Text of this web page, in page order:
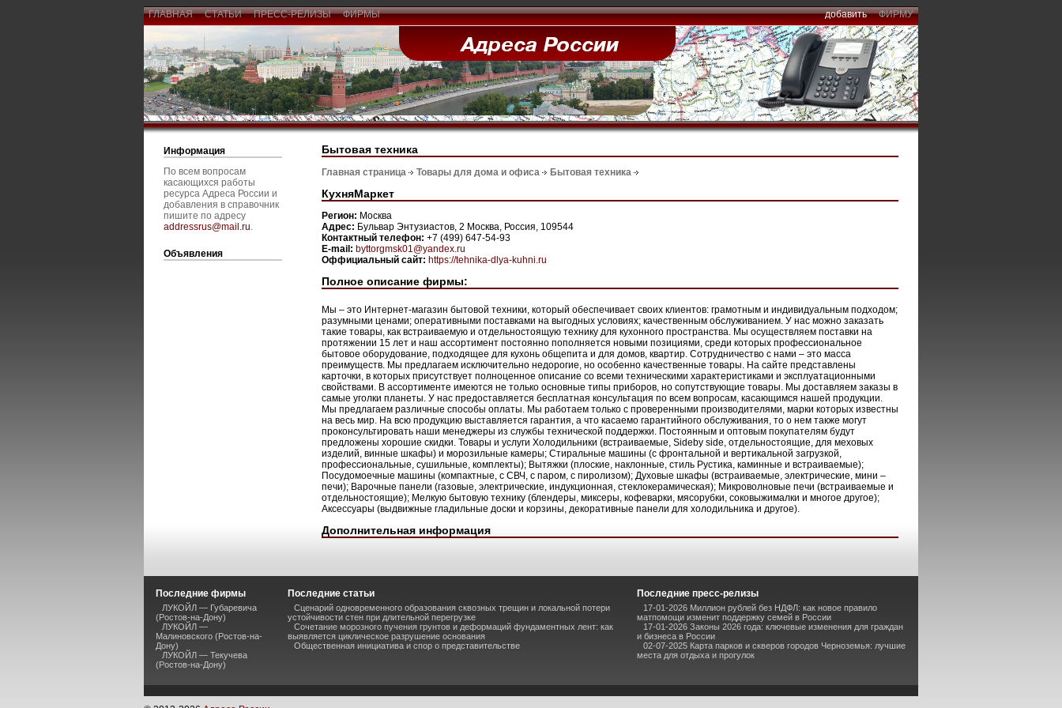
ГЛАВНАЯ СТАТЬИ ПРЕСС-РЕЛИЗЫ ФИРМЫ добавить ФИРМУ
Информация
По всем вопросам
касающихся работы
ресурса Адреса России и
добавления в справочник
пишите по адресу
addressrus@mail.ru.
Объявления
Бытовая техника
Главная страница Товары для дома и офиса Бытовая техника
КухняМаркет
Регион: Москва
Адрес: Бульвар Энтузиастов, 2 Москва, Россия, 109544
Контактный телефон: +7 (499) 647-54-93
E-mail: byttorgmsk01@yandex.ru
Оффициальный сайт: https://tehnika-dlya-kuhni.ru
Полное описание фирмы:
Мы – это Интернет-магазин бытовой техники, который обеспечивает своих клиентов: грамотным и индивидуальным подходом;
разумными ценами; оперативными поставками на выгодных условиях; качественным обслуживанием. У нас можно заказать
такие товары, как встраиваемую и отдельностоящую технику для кухонного пространства. Мы осуществляем поставки на
протяжении 15 лет и наш ассортимент постоянно пополняется новыми позициями, среди которых профессиональное
бытовое оборудование, подходящее для кухонь общепита и для домов, квартир. Сотрудничество с нами – это масса
преимуществ. Мы предлагаем исключительно недорогие, но особенно качественные товары. На сайте представлены
карточки, в которых присутствует полноценное описание со всеми техническими характеристиками и эксплуатационными
свойствами. В ассортименте имеются не только основные типы приборов, но сопутствующие товары. Мы доставляем заказы в
самые уголки планеты. У нас предоставляется бесплатная консультация по всем вопросам, касающимся нашей продукции.
Мы предлагаем различные способы оплаты. Мы работаем только с проверенными производителями, марки которых известны
на весь мир. На всю продукцию выставляется гарантия, а что касаемо гарантийного обслуживания, то о нем также могут
проконсультировать наши менеджеры из службы технической поддержки. Постоянным и оптовым покупателям будут
предложены хорошие скидки. Товары и услуги Холодильники (встраиваемые, Sideby side, отдельностоящие, для меховых
изделий, винные шкафы) и морозильные камеры; Стиральные машины (с фронтальной и вертикальной загрузкой,
профессиональные, сушильные, комплекты); Вытяжки (плоские, наклонные, стиль Рустика, каминные и встраиваемые);
Посудомоечные машины (компактные, с СВЧ, с паром, с пиролизом); Духовые шкафы (встраиваемые, электрические, мини –
печи); Варочные панели (газовые, электрические, индукционная, стеклокерамическая); Микроволновые печи (встраиваемые и
отдельностоящие); Мелкую бытовую технику (блендеры, миксеры, кофеварки, мясорубки, соковыжималки и многое другое);
Аксессуары (выдвижные гладильные доски и корзины, декоративные панели для холодильника и другое).
Дополнительная информация
Последние фирмы
ЛУКОЙЛ — Губаревича
(Ростов-на-Дону)
ЛУКОЙЛ —
Малиновского (Ростов-на-
Дону)
ЛУКОЙЛ — Текучева
(Ростов-на-Дону)
Последние статьи
Сценарий одновременного образования сквозных трещин и локальной потери
устойчивости стен при длительной перегрузке
Сочетание морозного пучения грунтов и деформаций фундаментных лент: как
выявляется циклическое разрушение основания
Общественная инициатива и спор о представительстве
Последние пресс-релизы
17-01-2026 Миллион рублей без НДФЛ: как новое правило
матпомощи изменит поддержку семей в России
17-01-2026 Законы 2026 года: ключевые изменения для граждан
и бизнеса в России
02-07-2025 Карта парков и скверов городов Черноземья: лучшие
места для отдыха и прогулок